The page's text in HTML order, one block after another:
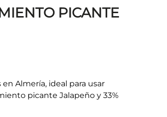
PICANTE
Almería, ideal para usar
picante Jalapeño y 33%